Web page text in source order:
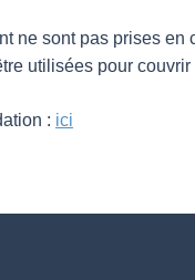
ne sont pas prises en
utilisées pour
: ici